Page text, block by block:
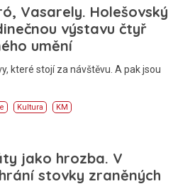
Vasarely. Holešovský
výstavu čtyř
umění
které stojí za návštěvu. A pak jsou
Kultura KM
jako hrozba. V
stovky zraněných